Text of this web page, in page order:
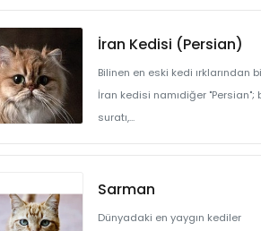
İran Kedisi (Persian)
Bilinen en eski kedi ırklarından
İran kedisi namıdiğer "Persian";
suratı,...
Sarman
Dünyadaki en yaygın kediler